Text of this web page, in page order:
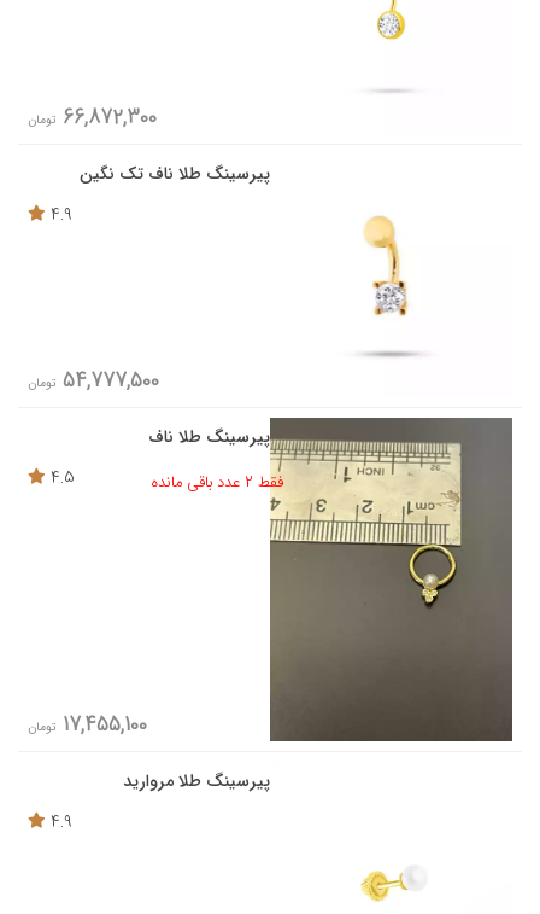
66,872,300 تومان
پیرسینگ طلا ناف تک نگین
4.9
54,777,500 تومان
پیرسینگ طلا ناف
فقط 2 عدد باقی مانده
4.5
17,455,100 تومان
پیرسینگ طلا مروارید
4.9